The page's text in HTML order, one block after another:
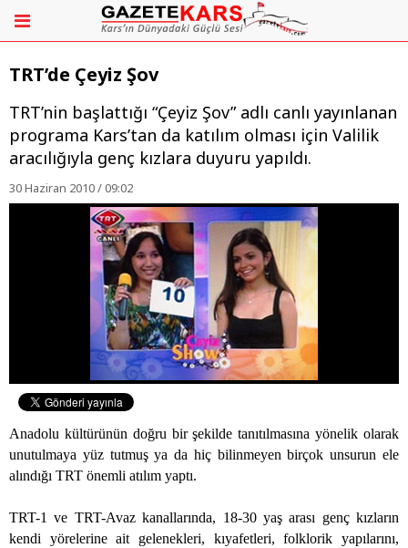
TRT’de Çeyiz Şov
TRT’nin başlattığı “Çeyiz Şov” adlı canlı yayınlanan
programa Kars’tan da katılım olması için Valilik
aracılığıyla genç kızlara duyuru yapıldı.
30 Haziran 2010 / 09:02
Anadolu kültürünün doğru bir şekilde tanıtılmasına yönelik olarak
unutulmaya yüz tutmuş ya da hiç bilinmeyen birçok unsurun ele
alındığı TRT önemli atılım yaptı.
TRT-1 ve TRT-Avaz kanallarında, 18-30 yaş arası genç kızların
kendi yörelerine ait gelenekleri, kıyafetleri, folklorik yapılarını,